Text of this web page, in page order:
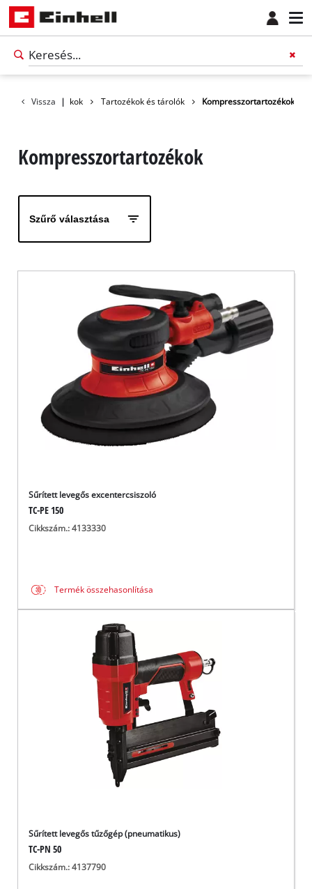
Vissza |
Tartozékok Tartozékok és tárolók Kompresszortartozékok
Kompresszortartozékok
Szűrő választása
Sűrített levegős excentercsiszoló
TC-PE 150
Cikkszám.: 4133330
Termék összehasonlítása
Sűrített levegős tűzőgép (pneumatikus)
TC-PN 50
Cikkszám.: 4137790